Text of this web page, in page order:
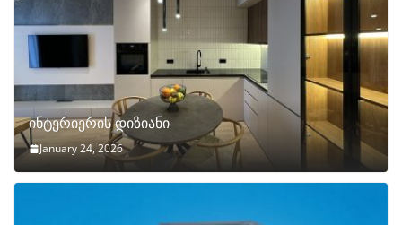
ინტერიერის დიზიანი
January 24, 2026